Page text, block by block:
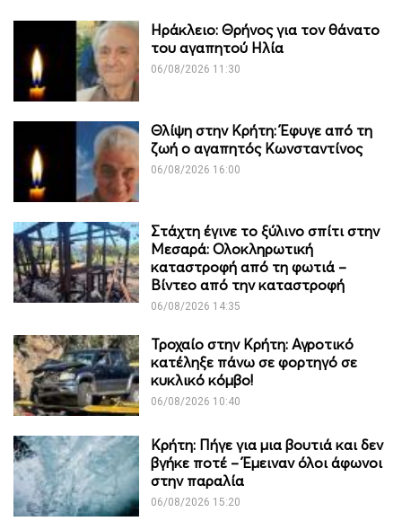
Ηράκλειο: Θρήνος για τον θάνατο
του αγαπητού Ηλία
06/08/2026 11:30
Θλίψη στην Κρήτη: Έφυγε από τη
ζωή ο αγαπητός Κωνσταντίνος
06/08/2026 16:00
Στάχτη έγινε το ξύλινο σπίτι στην
Μεσαρά: Ολοκληρωτική
καταστροφή από τη φωτιά –
Βίντεο από την καταστροφή
06/08/2026 14:35
Τροχαίο στην Κρήτη: Αγροτικό
κατέληξε πάνω σε φορτηγό σε
κυκλικό κόμβο!
06/08/2026 10:40
Κρήτη: Πήγε για μια βουτιά και δεν
βγήκε ποτέ – Έμειναν όλοι άφωνοι
στην παραλία
06/08/2026 15:20